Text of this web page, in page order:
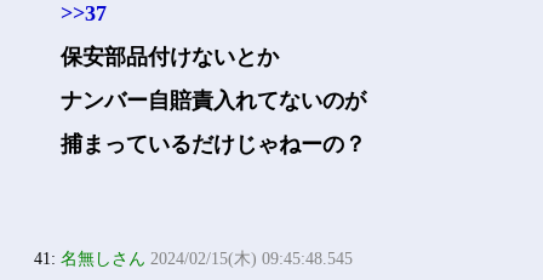
>>37
保安部品付けないとか
ナンバー自賠責入れてないのが
捕まっているだけじゃねーの？
41:名無しさん 2024/02/15(木) 09:45:48.545